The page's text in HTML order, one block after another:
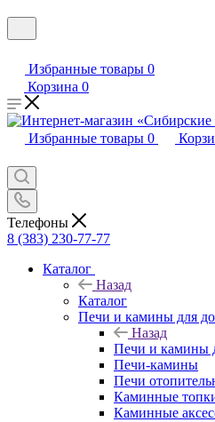
Избранные товары 0
Корзина 0
Избранные товары 0
Телефоны
8 (383) 230-77-77
Каталог
Назад
Каталог
Печи и камины для
Назад
Печи и камины
Печи-камины
Печи
Каминные
Каминные